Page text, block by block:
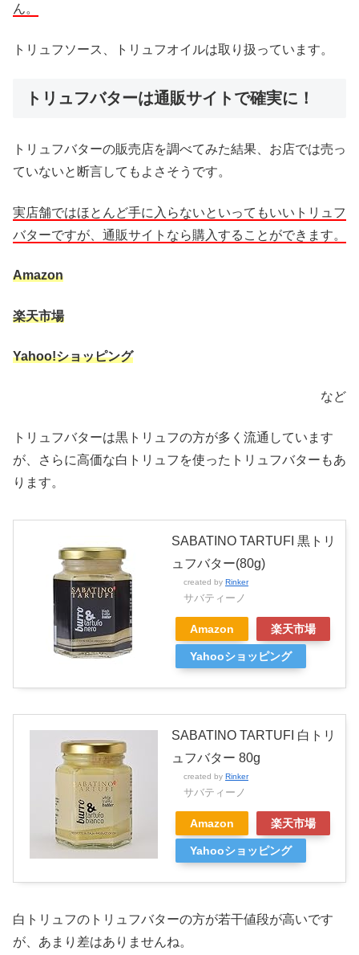
ん。
トリュフソース、トリュフオイルは取り扱っています。
トリュフバターは通販サイトで確実に！
トリュフバターの販売店を調べてみた結果、お店では売っ
ていないと断言してもよさそうです。
実店舗ではほとんど手に入らないといってもいいトリュフ
バターですが、通販サイトなら購入することができます。
Amazon
楽天市場
Yahoo!ショッピング
など
トリュフバターは黒トリュフの方が多く流通しています
が、さらに高価な白トリュフを使ったトリュフバターもあ
ります。
SABATINO TARTUFI 黒トリ
ュフバター(80g)
created by Rinker
サバティーノ
Amazon 楽天市場
Yahooショッピング
SABATINO TARTUFI 白トリ
ュフバター 80g
created by Rinker
サバティーノ
Amazon 楽天市場
Yahooショッピング
白トリュフのトリュフバターの方が若干値段が高いです
が、あまり差はありませんね。